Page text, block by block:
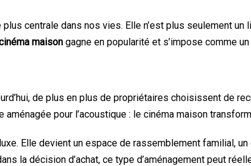
centrale dans nos vies. Elle n’est plus seulement
maison gagne en popularité et s’impose comme
de plus en plus de propriétaires choisissent de
pour l’acoustique : le cinéma maison
Elle devient un espace de rassemblement familial,
la décision d’achat, ce type d’aménagement peut